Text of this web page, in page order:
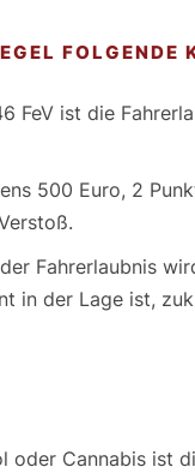
FOLGENDE
FeV ist die
500 Euro, 2
Fahrerlaubnis
in der Lage ist,
Cannabis ist